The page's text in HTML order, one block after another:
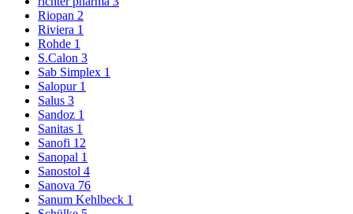
Riopan 2
Riviera 1
Rohde 1
S.Calon 3
Sab Simplex 1
Salopur 1
Salus 3
Sandoz 1
Sanitas 1
Sanofi 12
Sanopal 1
Sanostol 4
Sanova 76
Sanum Kehlbeck 1